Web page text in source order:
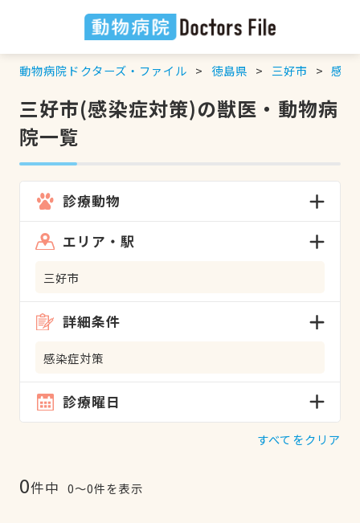
動物病院ドクターズ・ファイル 徳島県 三好市 感染
三好市(感染症対策)の獣医・動物病
院一覧
診療動物
エリア・駅
三好市
詳細条件
感染症対策
診療曜日
すべてをクリア
0件中 0〜0件を表示